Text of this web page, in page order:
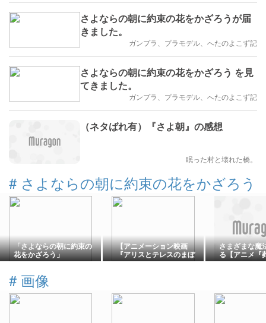
さよならの朝に約束の花をかざろうが届
きました。
ガンプラ、プラモデル、へたのよこず記
さよならの朝に約束の花をかざろう を見
てきました。
ガンプラ、プラモデル、へたのよこず記
（ネタばれ有）『さよ朝』の感想
眠った村と壊れた橋。
# さよならの朝に約束の花をかざろう
「さよならの朝に約束の
花をかざろう」
【アニメーション映画
『アリスとテレスのまぼ
ろし工場』】現代社会へ
味。
さまざまな魔
る【アニメ『
ーレン』】オ
# 画像